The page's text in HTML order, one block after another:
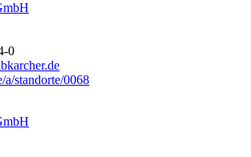
0
a/standorte/0068